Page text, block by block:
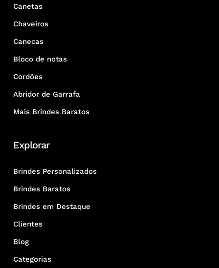
Canetas
Chaveiros
Canecas
Bloco de notas
Cordões
Abridor de Garrafa
Mais Brindes Baratos
Explorar
Brindes Personalizados
Brindes Baratos
Brindes em Destaque
Clientes
Blog
Categorias